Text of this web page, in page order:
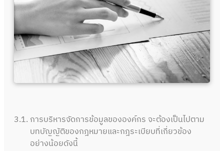
3.1. การบริหารจัดการข้อมูลขององค์กร จะต้องเป็นไปตาม
บทบัญญัติของกฎหมายและกฎระเบียบที่เกี่ยวข้อง
อย่างน้อยดังนี้